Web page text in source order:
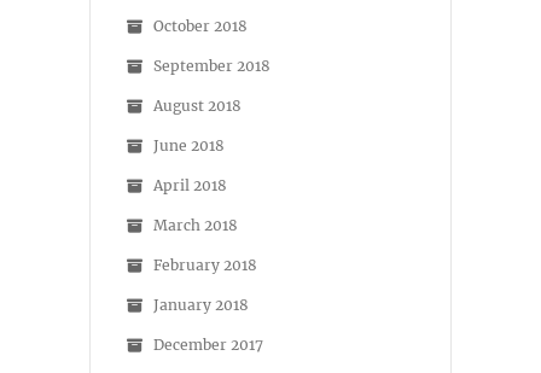
October 2018
September 2018
August 2018
June 2018
April 2018
March 2018
February 2018
January 2018
December 2017